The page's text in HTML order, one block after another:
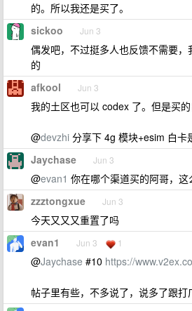
的。所以我还是买了。
sickoo Jun 3
偶发吧，不过挺多人也反馈不需要
的
afkool Jun 3
我的土区也可以 codex 了。但是买的
@devzhi 分享下 4g 模块+esim 白卡
Jaychase Jun 3
@evan1 你在哪个渠道买的阿哥，这
zzztongxue Jun 3
今天又又又重置了吗
evan1 Jun 3 1
@Jaychase #10 https://
帖子里有些，不多说了，说多了跟打